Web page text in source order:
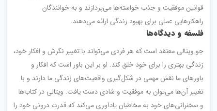
قوانین موفقیت و جذب خواسته‌ها می‌پردازند و به خوانندگان
راهکارهایی عملی برای بهبود زندگی ارائه می‌دهند.
فلسفه و دیدگاه‌ها
جو ویتالی معتقد است که هر فردی می‌تواند با تغییر نگرش و افکار خود،
زندگی بهتری را برای خود خلق کند. او بر این باور است که افکار و
باورهای ما نقش مهمی در شکل‌گیری واقعیت‌های زندگی ما دارند و با
تغییر آن‌ها می‌توان به موفقیت و شادی دست یافت. ویتالی در کتاب‌ها
و سخنرانی‌های خود به مخاطبان یادآوری می‌کند که قدرت درونی خود را